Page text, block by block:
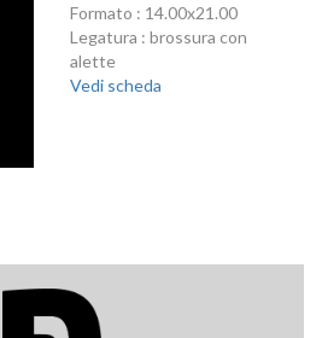
Formato : 14.00x21.00
Legatura : brossura con
alette
Vedi scheda